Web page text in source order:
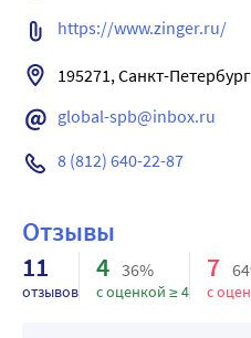
https://www.zinger.ru/
195271, Санкт-
global-spb@inbox.ru
8 (812) 640-22-87
Отзывы
11
отзывов
4 36%
с оценкой ≥ 4
7
с